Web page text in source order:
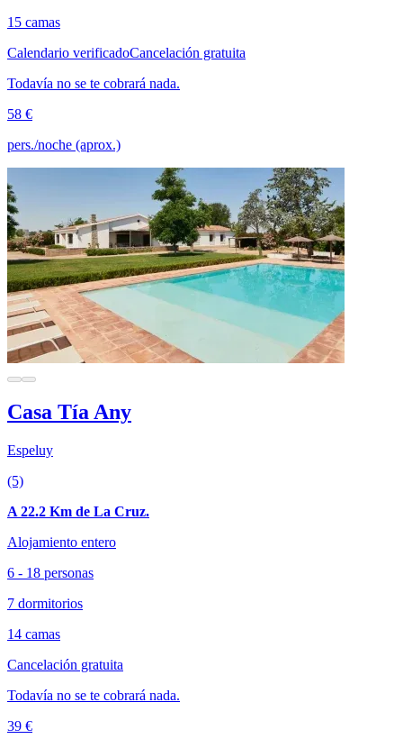
15 camas
Calendario verificadoCancelación gratuita
Todavía no se te cobrará nada.
58 €
pers./noche (aprox.)
Casa Tía Any
Espeluy
(5)
A 22.2 Km de La Cruz.
Alojamiento entero
6 - 18 personas
7 dormitorios
14 camas
Cancelación gratuita
Todavía no se te cobrará nada.
39 €